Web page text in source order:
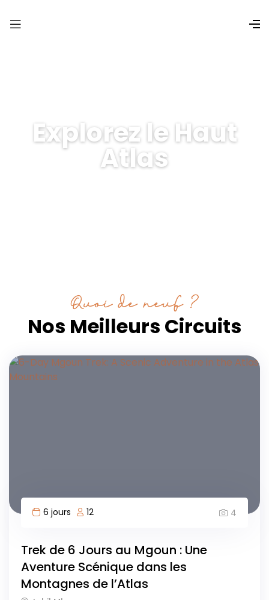
Explorez le Haut
Atlas
Quoi de neuf ?
Nos Meilleurs Circuits
6 jours 12 4
Trek de 6 Jours au Mgoun : Une
Aventure Scénique dans les
Montagnes de l’Atlas